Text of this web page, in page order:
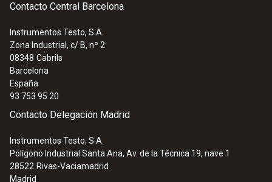
Contacto Central Barcelona
Instrumentos Testo, S.A.
Zona Industrial, c/ B, nº 2
08348 Cabrils
Barcelona
España
93 753 95 20
Contacto Delegación Madrid
Instrumentos Testo, S.A.
Polígono Industrial Santa Ana, Av. de la Técnica 19, nave 1
28522 Rivas-Vaciamadrid
Madrid